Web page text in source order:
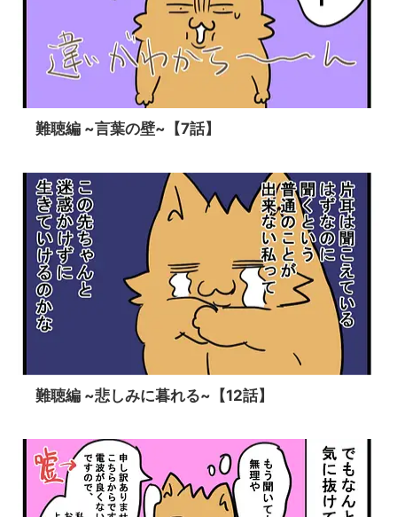
難聴編 ~言葉の壁~【7話】
難聴編 ~悲しみに暮れる~【12話】